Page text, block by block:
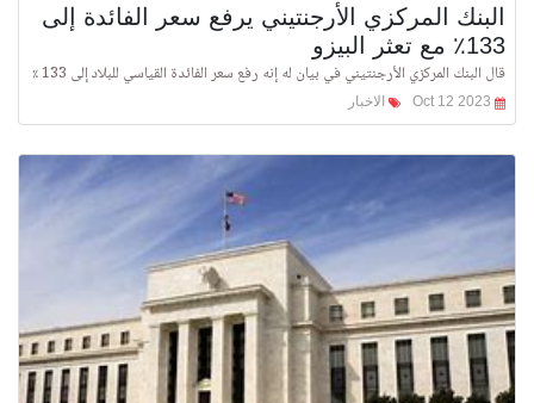
البنك المركزي الأرجنتيني يرفع سعر الفائدة إلى
133٪ مع تعثر البيزو
قال البنك المركزي الأرجنتيني في بيان له إنه رفع سعر الفائدة القياسي للبلاد إلى 133 ٪
الاخبار